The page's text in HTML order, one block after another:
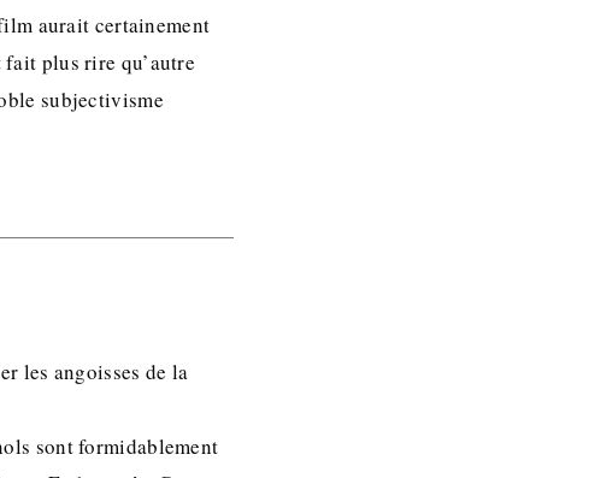
aurait certainement
fait plus rire qu’autre
subjectivisme
les angoisses de la
sont formidablement